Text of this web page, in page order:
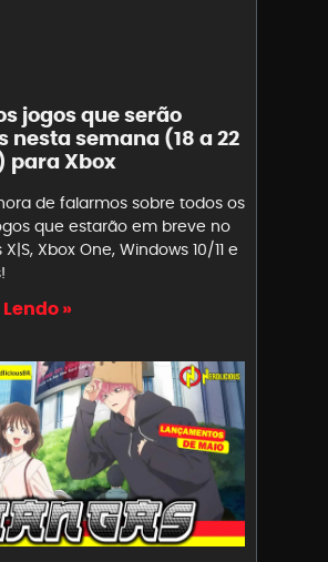
jogos que serão
nesta semana (18 a 22
para Xbox
de falarmos sobre todos os
que estarão em breve no
Xbox One, Windows 10/11 e
»